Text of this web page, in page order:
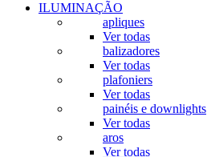
ILUMINAÇÃO
apliques
Ver todas
balizadores
Ver todas
plafoniers
Ver todas
painéis e downlights
Ver todas
aros
Ver todas